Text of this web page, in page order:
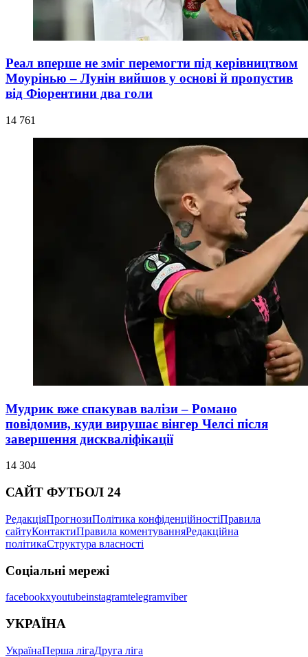
Реал вперше не зміг перемогти під керівництвом
Моурінью – Лунін вийшов у основі й пропустив
від Фіорентини два голи
14 761
Мудрик вже спакував валізи – Романо
повідомив, куди вирушає вінгер Челсі після
завершення дискваліфікації
14 304
САЙТ ФУТБОЛ 24
РедакціяПрогнозиПолітика конфіденційностіПравила
сайтуКонтактиПравила коментуванняРедакційна
політикаСтруктура власності
Соціальні мережі
facebookxyoutubeinstagramtelegramviber
УКРАЇНА
УкраїнаПерша лігаДруга ліга